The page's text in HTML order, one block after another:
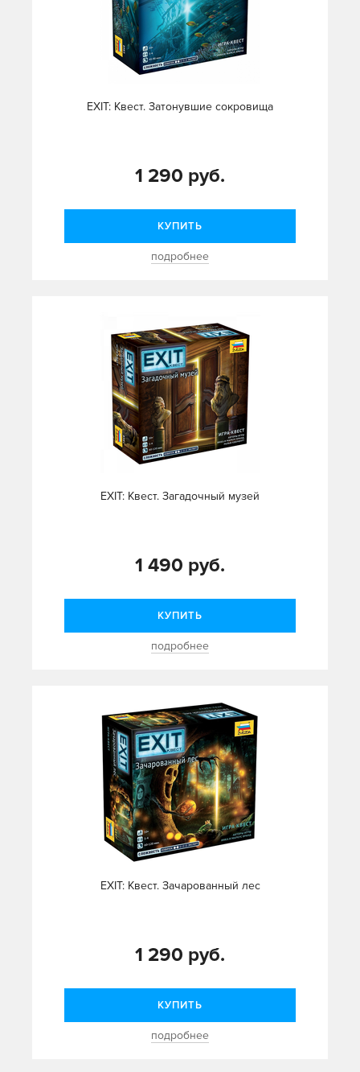
EXIT: Квест. Затонувшие сокровища
1 290 руб.
КУПИТЬ
подробнее
EXIT: Квест. Загадочный музей
1 490 руб.
КУПИТЬ
подробнее
EXIT: Квест. Зачарованный лес
1 290 руб.
КУПИТЬ
подробнее